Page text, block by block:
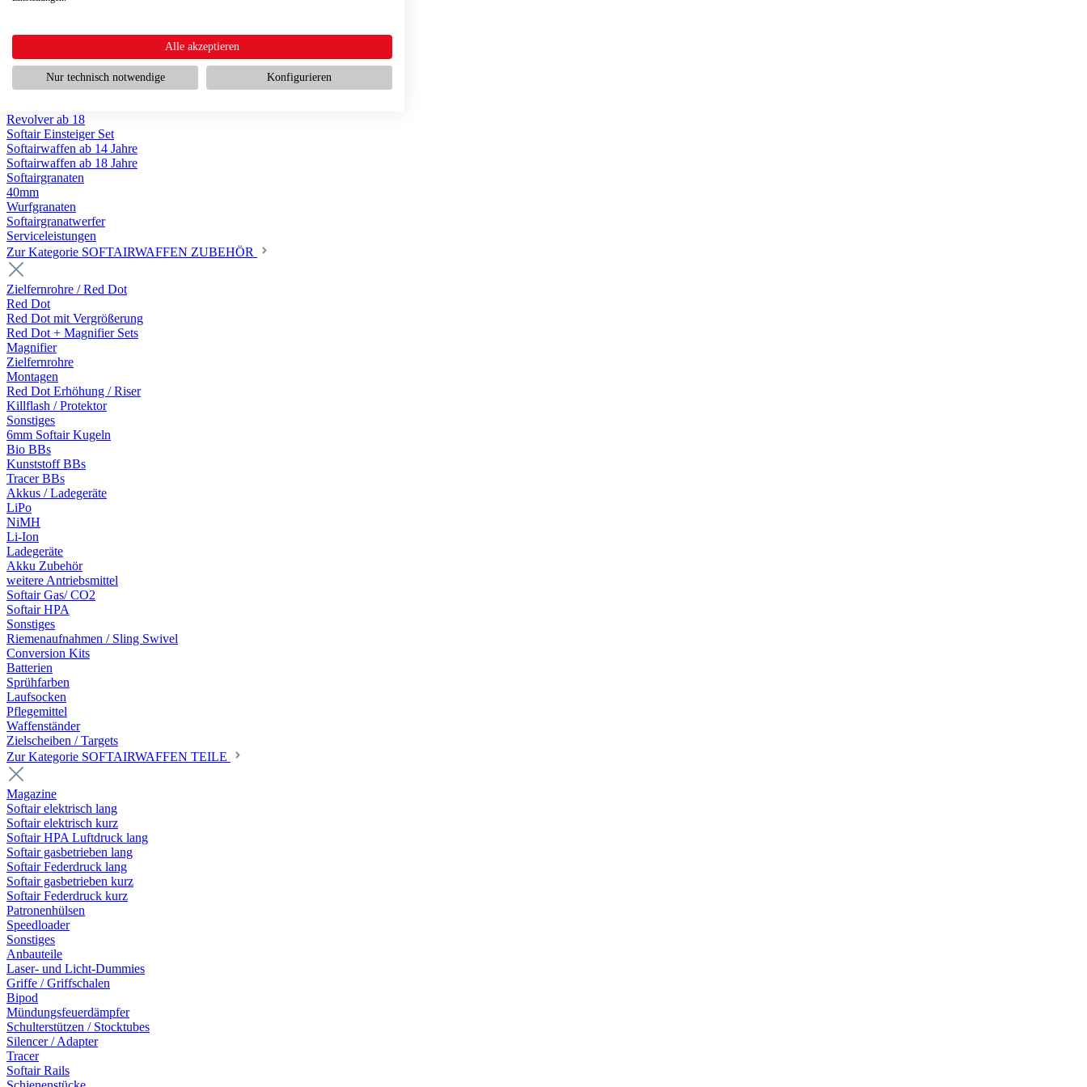
Scharfschützengewehr ab 18
Softair Pistolen
Softair Pistolen elektrisch ab 14
Softair Pistolen Federdruck ab 14
Softair Pistolen HPA Luftdruck ab 18
Revolver ab 18
Softair Einsteiger Set
Softairwaffen ab 14 Jahre
Softairwaffen ab 18 Jahre
Softairgranaten
40mm
Wurfgranaten
Softairgranatwerfer
Serviceleistungen
Zur Kategorie SOFTAIRWAFFEN ZUBEHÖR
Zielfernrohre / Red Dot
Red Dot
Red Dot mit Vergrößerung
Red Dot + Magnifier Sets
Magnifier
Zielfernrohre
Montagen
Red Dot Erhöhung / Riser
Killflash / Protektor
Sonstiges
6mm Softair Kugeln
Bio BBs
Kunststoff BBs
Tracer BBs
Akkus / Ladegeräte
LiPo
NiMH
Li-Ion
Ladegeräte
Akku Zubehör
weitere Antriebsmittel
Softair Gas/ CO2
Softair HPA
Sonstiges
Riemenaufnahmen / Sling Swivel
Conversion Kits
Batterien
Sprühfarben
Laufsocken
Pflegemittel
Waffenständer
Zielscheiben / Targets
Zur Kategorie SOFTAIRWAFFEN TEILE
Magazine
Softair elektrisch lang
Softair elektrisch kurz
Softair HPA Luftdruck lang
Softair gasbetrieben lang
Softair Federdruck lang
Softair gasbetrieben kurz
Softair Federdruck kurz
Patronenhülsen
Speedloader
Sonstiges
Anbauteile
Laser- und Licht-Dummies
Griffe / Griffschalen
Bipod
Mündungsfeuerdämpfer
Schulterstützen / Stocktubes
Silencer / Adapter
Tracer
Softair Rails
Alle akzeptieren
Nur technisch notwendige Konfigurieren